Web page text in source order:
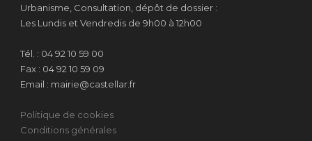
Urbanisme, Consultation, dépôt de dossier :
Les Lundis et Vendredis de 9h00 à 12h00
Tél. : 04 92 10 59 00
Fax : 04 92 10 59 09
Email : mairie@castellar.fr
Politique de cookies
Conditions générales